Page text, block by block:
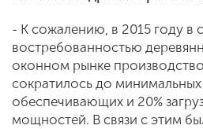
- К сожалению, в 2015 году в
востребованностью
оконном рынке
сократилось до
обеспечивающих и 20%
мощностей. В связи с этим